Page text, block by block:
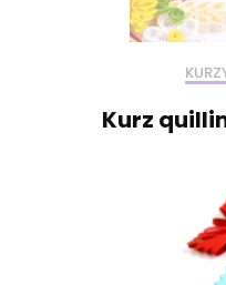
Kurz